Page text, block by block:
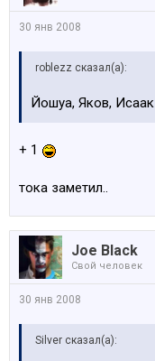
30 янв 2008
roblezz сказал(а):
Йошуа, Яков, Исаак
+ 1
тока заметил..
Joe Black
Свой человек
30 янв 2008
Silver сказал(а):